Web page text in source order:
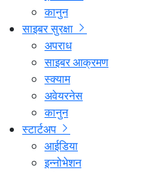
कानुन
साइबर सुरक्षा
अपराध
साइबर आक्रमण
स्क्याम
अवेयरनेस
कानुन
स्टार्टअप
आईडिया
इन्नोभेशन